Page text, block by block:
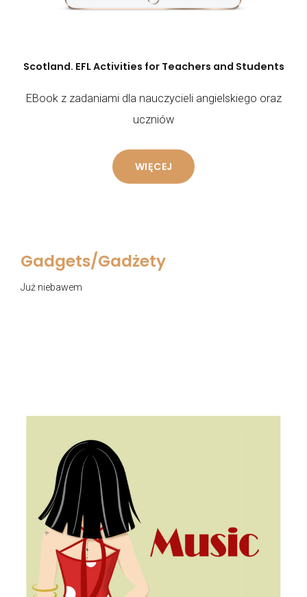
Scotland. EFL Activities for Teachers and Students
EBook z zadaniami dla nauczycieli angielskiego oraz
uczniów
WIĘCEJ
Gadgets/Gadżety
Już niebawem